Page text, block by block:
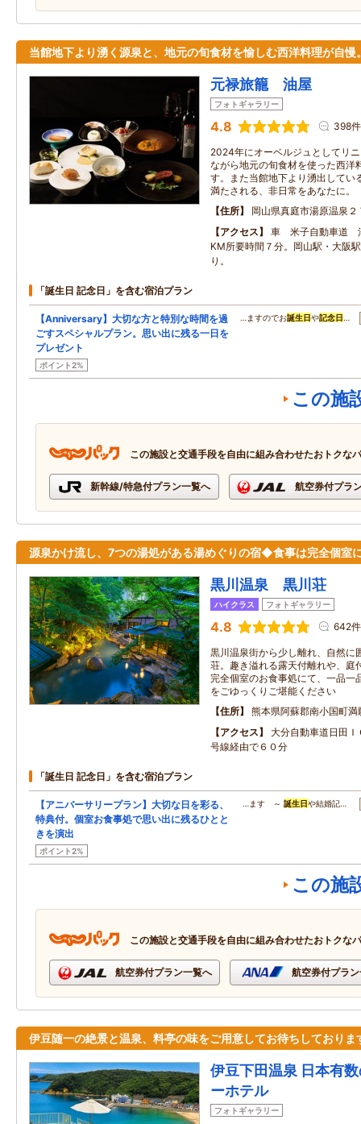
当館地下より湧く源泉と、地元の旬食材を愉しむ西洋料理が自慢
元禄旅籠 油屋
フォトギャラリー
4.8 398件
2024年にオーベルジュとしてリ
ながら地元の旬食材を使った西洋
す。また当館地下より湧出してい
満たされる、非日常をあなたに。
住所
岡山県真庭市湯原温泉２
アクセス
車 米子自動車道
KM所要時間７分。岡山駅・大阪
り。
「誕生日 記念日」を含む宿泊プラン
【Anniversary】大切な方と特別な時間を過
ごすスペシャルプラン。思い出に残る一日を
プレゼント
ポイント2%
…ますのでお誕生日や記念日 …
この施
この施設と交通手段を自由に組み合わせたおトクな
新幹線/特急付プラン一覧へ 航空券付プラ
源泉かけ流し、7つの湯処がある湯めぐりの宿◆食事は完全個室
黒川温泉 黒川荘
ハイクラス フォトギャラリー
4.8 642件
黒川温泉街から少し離れ、自然に
荘。趣き溢れる露天付離れや、庭
完全個室のお食事処にて、一品一
をごゆっくりご堪能ください
住所
熊本県阿蘇郡南小国町満
アクセス
大分自動車道日田
号線経由で６０分
「誕生日 記念日」を含む宿泊プラン
【アニバーサリープラン】大切な日を彩る、
特典付。個室お食事処で思い出に残るひとと
きを演出
ポイント2%
…ます ～誕生日や結婚記…
この施
この施設と交通手段を自由に組み合わせたおトクな
航空券付プラン一覧へ 航空券付プラ
伊豆随一の絶景と温泉、料亭の味をご用意してお待ちしておりま
伊豆下田温泉 日本有
ーホテル
フォトギャラリー